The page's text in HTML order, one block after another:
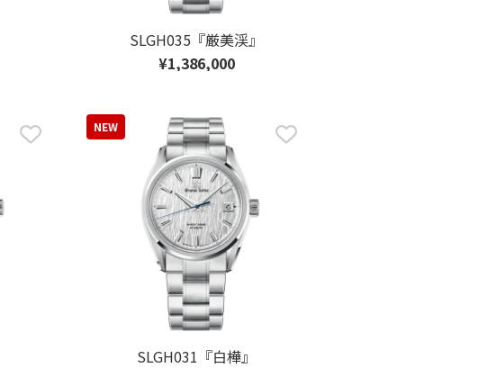
SLGH035『厳美渓』
¥1,386,000
NEW
SLGH031『白樺』